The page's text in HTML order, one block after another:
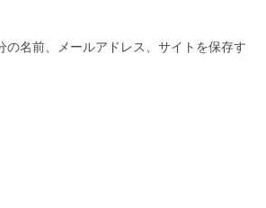
名前、メールアドレス、サイトを保存す